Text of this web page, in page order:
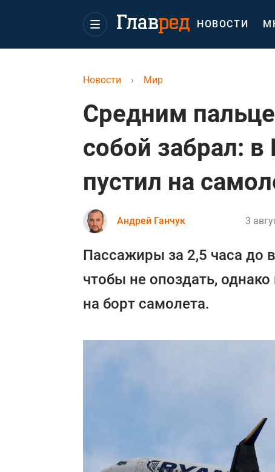
НОВОСТИ
Новости › Мир
Средним
собой забрал:
пустил на
Андрей Ганчук 3
Пассажиры за 2,5 часа до
чтобы не опоздать,
на борт самолета.